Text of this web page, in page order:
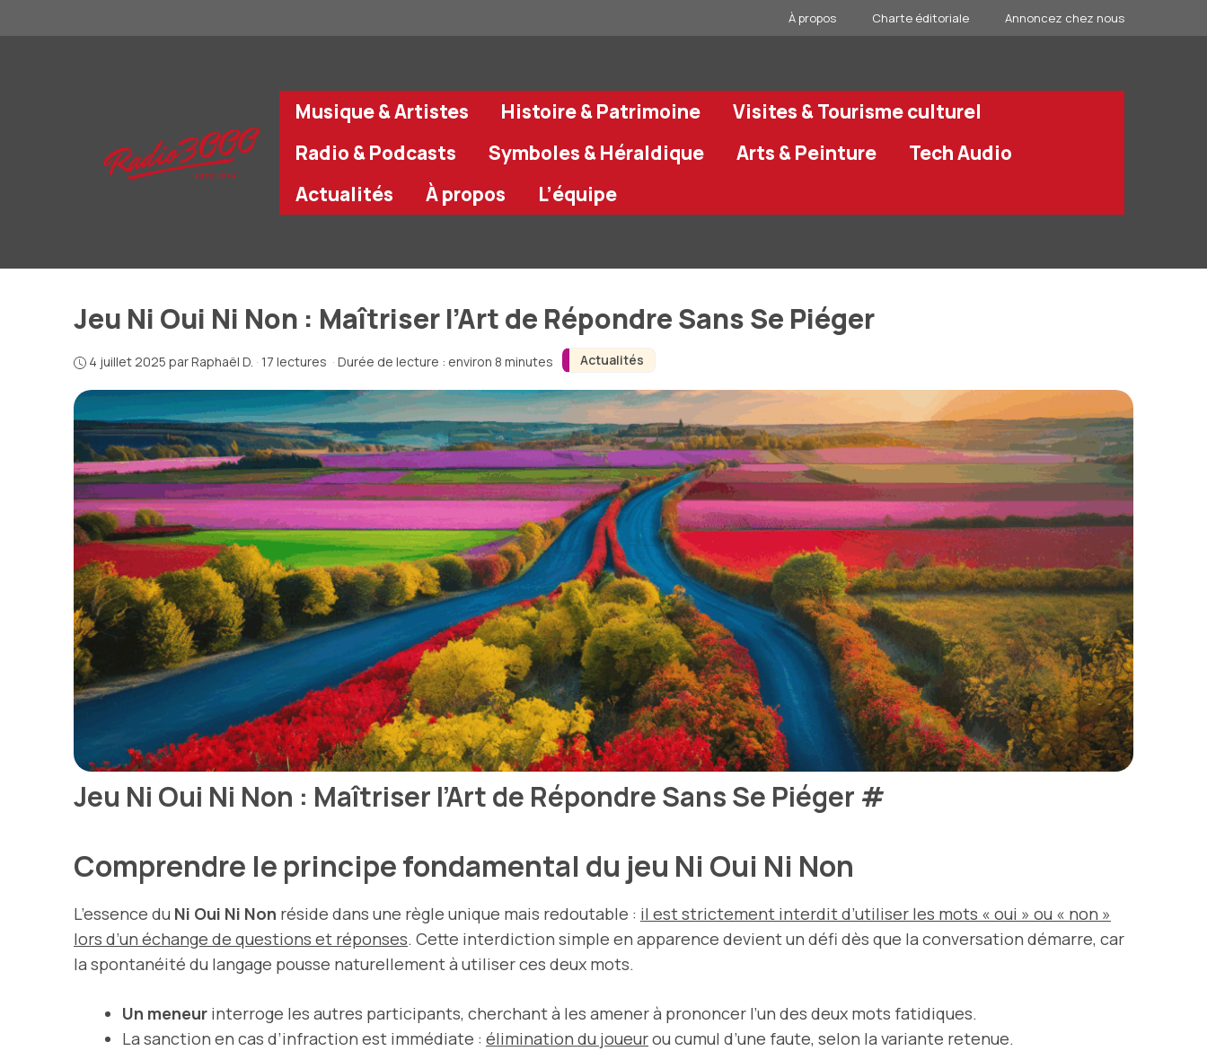
au
À propos Charte éditoriale Annoncez chez nous
Musique & Artistes Histoire & Patrimoine
Visites & Tourisme culturel
Radio & Podcasts
Symboles & Héraldique Arts & Peinture
Tech Audio
Actualités
À propos L’équipe
Actualités
Jeu Ni Oui Ni Non : Maîtriser l’Art de Répondre Sans Se Piéger
4 juillet 2025 parRaphaël D. · 17 lectures · Durée de lecture : environ 8 minutes
Jeu Ni Oui Ni Non : Maîtriser l’Art de Répondre Sans Se Piéger #
Comprendre le principe fondamental du jeu Ni Oui Ni Non
L’essence du Ni Oui Ni Non réside dans une règle unique mais redoutable : il est strictement interdit d’utiliser les mots « oui » ou « non »
lors d’un échange de questions et réponses. Cette interdiction simple en apparence devient un défi dès que la conversation démarre, car
la spontanéité du langage pousse naturellement à utiliser ces deux mots.
Un meneur interroge les autres participants, cherchant à les amener à prononcer l’un des deux mots fatidiques.
La sanction en cas d’infraction est immédiate : élimination du joueurou cumul d’une faute, selon la variante retenue.